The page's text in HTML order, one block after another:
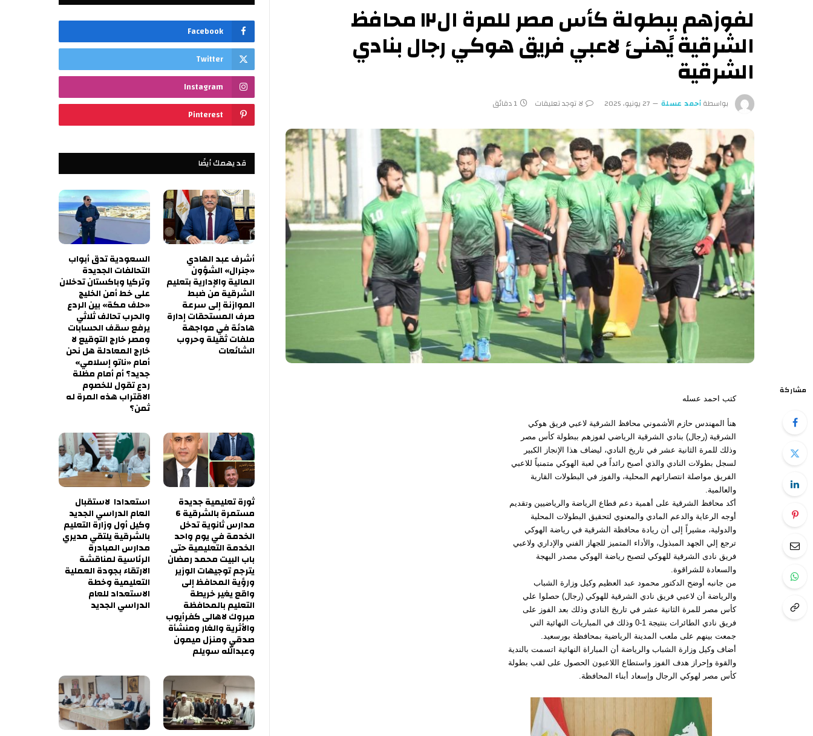
لفوزهم ببطولة كأس مصر للمرة ال١٢ محافظ
الشرقية يًهنئ لاعبي فريق هوكي رجال بنادي
الشرقية
بواسطةأحمد عسلة 27 يونيو، 2025 لا توجد تعليقات 1 دقائق
مشاركة
كتب احمد عسله
هنأ المهندس حازم الأشموني محافظ الشرقية لاعبي فريق هوكي
الشرقية (رجال) بنادي الشرقية الرياضي لفوزهم ببطولة كأس مصر
وذلك للمرة الثانية عشر في تاريخ النادي، ليضاف هذا الإنجاز الكبير
لسجل بطولات النادي والذي أصبح رائداً في لعبة الهوكي متمنياً للاعبي
الفريق مواصلة انتصاراتهم المحلية، والفوز في البطولات القارية
والعالمية.
أكد محافظ الشرقية على أهمية دعم قطاع الرياضة والرياضيين وتقديم
أوجه الرعاية والدعم المادي والمعنوي لتحقيق البطولات المحلية
والدولية، مشيراً إلى أن ريادة محافظة الشرقية في رياضة الهوكي
ترجع إلي الجهد المبذول، والأداء المتميز للجهاز الفني والإداري ولاعبي
فريق نادى الشرقية للهوكي لتصبح رياضة الهوكي مصدر البهجة
والسعادة للشراقوة.
من جانبه أوضح الدكتور محمود عبد العظيم وكيل وزارة الشباب
والرياضة أن لاعبي فريق نادي الشرقية للهوكي (رجال) حصلوا علي
كأس مصر للمرة الثانية عشر في تاريخ النادي وذلك بعد الفوز على
فريق نادي الطائرات بنتيجة 1-0 وذلك في المباريات النهائية التي
جمعت بينهم على ملعب المدينة الرياضية بمحافظة بورسعيد.
أضاف وكيل وزارة الشباب والرياضة أن المباراة النهائية اتسمت بالندية
والقوة وإحراز هدف الفوز واستطاع اللاعبون الحصول على لقب بطولة
كأس مصر لهوكي الرجال وإسعاد أبناء المحافظة.
Facebook
Twitter
Instagram
Pinterest
قد يهمك أيضًا
أشرف عبد الهادي
«جنرال» الشؤون
المالية والإدارية بتعليم
الشرقية من ضبط
الموازنة إلى سرعة
صرف المستحقات إدارة
هادئة في مواجهة
ملفات ثقيلة وحروب
الشائعات
السعودية تدق أبواب
التحالفات الجديدة
وتركيا وباكستان تدخلان
على خط أمن الخليج
«حلف مكة» بين الردع
والحرب تحالف ثلاثي
يرفع سقف الحسابات
ومصر خارج التوقيع لا
خارج المعادلة هل نحن
أمام «ناتو إسلامي»
جديد؟ أم أمام مظلة
ردع تقول للخصوم
الاقتراب هذه المرة له
ثمن؟
ثورة تعليمية جديدة
مستمرة بالشرقية 6
مدارس ثانوية تدخل
الخدمة في يوم واحد
الخدمة التعليمية حتى
باب البيت محمد رمضان
يترجم توجيهات الوزير
ورؤية المحافظ إلى
واقع يغير خريطة
التعليم بالمحافظة
مبروك لاهالى كفرأيوب
والأثرية والغار ومنشأة
صدقي ومنزل ميمون
وعبدالله سويلم
استعدادا لاستقبال
العام الدراسي الجديد
وكيل أول وزارة التعليم
بالشرقية يلتقي مديري
مدارس المبادرة
الرئاسية لمناقشة
الارتقاء بجودة العملية
التعليمية وخطة
الاستعداد للعام
الدراسي الجديد